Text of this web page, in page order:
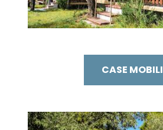
CASE MOBILI